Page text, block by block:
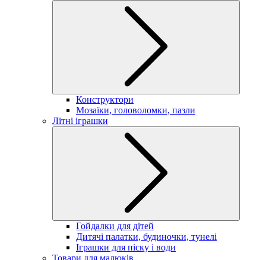
Конструктори
Мозаїки, головоломки, пазли
Літні іграшки
Гойдалки для дітей
Дитячі палатки, будиночки, тунелі
Іграшки для піску і води
Товари для малюків